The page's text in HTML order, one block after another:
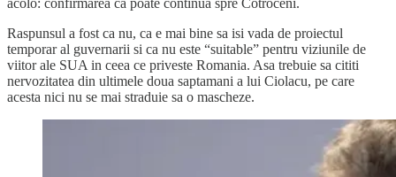
acolo: confirmarea ca poate continua spre Cotroceni.
Raspunsul a fost ca nu, ca e mai bine sa isi vada de proiectul
temporar al guvernarii si ca nu este “suitable” pentru viziunile de
viitor ale SUA in ceea ce priveste Romania. Asa trebuie sa cititi
nervozitatea din ultimele doua saptamani a lui Ciolacu, pe care
acesta nici nu se mai straduie sa o mascheze.